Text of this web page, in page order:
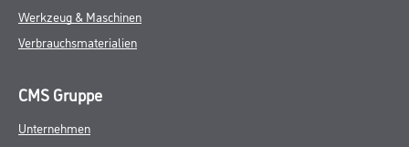
Werkzeug & Maschinen
Verbrauchsmaterialien
CMS Gruppe
Unternehmen